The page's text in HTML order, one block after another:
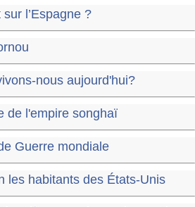
l’Espagne ?
nous aujourd'hui?
de l'empire songhaï
Guerre mondiale
les habitants des États-Unis